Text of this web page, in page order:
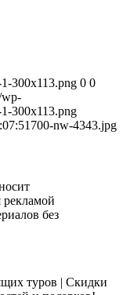
300x113.png 0 0
wp-
300x113.png
700-nw-4343.jpg
рекламой
без
туров | Скидки